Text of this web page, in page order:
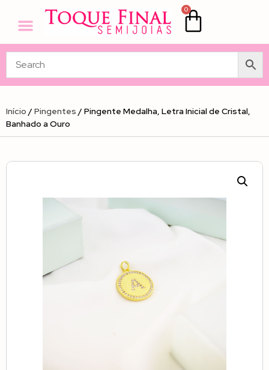
0
Início /Pingentes / Pingente Medalha, Letra Inicial de Cristal,
Banhado a Ouro